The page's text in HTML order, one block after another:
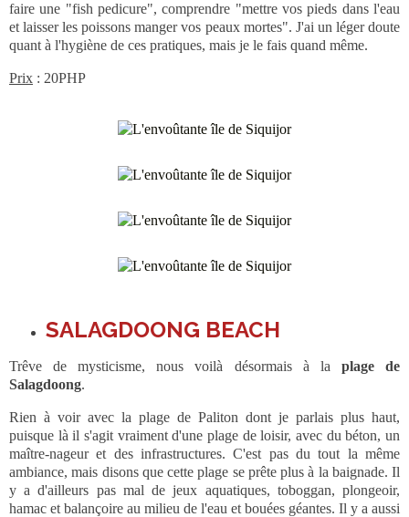
faire une "fish pedicure", comprendre "mettre vos pieds dans l'eau
et laisser les poissons manger vos peaux mortes". J'ai un léger doute
quant à l'hygiène de ces pratiques, mais je le fais quand même.
Prix : 20PHP
SALAGDOONG BEACH
Trêve de mysticisme, nous voilà désormais à la plage de
Salagdoong.
Rien à voir avec la plage de Paliton dont je parlais plus haut,
puisque là il s'agit vraiment d'une plage de loisir, avec du béton, un
maître-nageur et des infrastructures. C'est pas du tout la même
ambiance, mais disons que cette plage se prête plus à la baignade. Il
y a d'ailleurs pas mal de jeux aquatiques, toboggan, plongeoir,
hamac et balançoire au milieu de l'eau et bouées géantes. Il y a aussi